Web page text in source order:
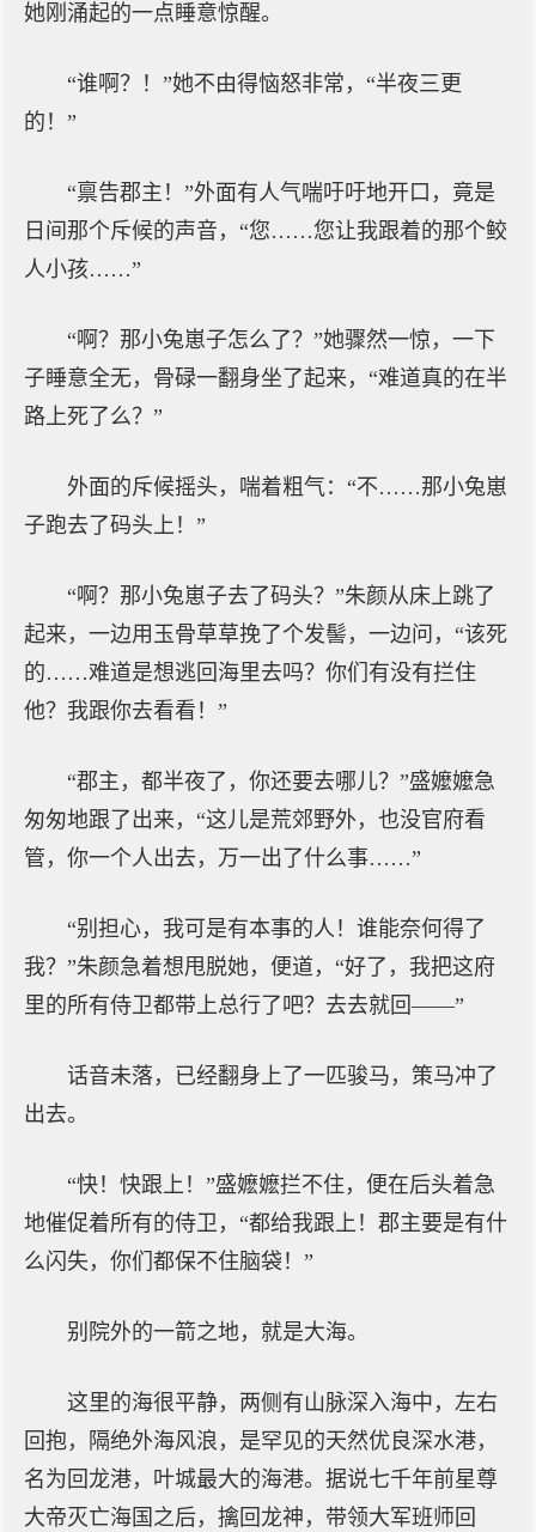
她刚涌起的一点睡意惊醒。
“谁啊？！”她不由得恼怒非常，“半夜三更
的！”
“禀告郡主！”外面有人气喘吁吁地开口，竟是
日间那个斥候的声音，“您……您让我跟着的那个鲛
人小孩……”
“啊？那小兔崽子怎么了？”她骤然一惊，一下
子睡意全无，骨碌一翻身坐了起来，“难道真的在半
路上死了么？”
外面的斥候摇头，喘着粗气：“不……那小兔崽
子跑去了码头上！”
“啊？那小兔崽子去了码头？”朱颜从床上跳了
起来，一边用玉骨草草挽了个发髻，一边问，“该死
的……难道是想逃回海里去吗？你们有没有拦住
他？我跟你去看看！”
“郡主，都半夜了，你还要去哪儿？”盛嬤嬤急
匆匆地跟了出来，“这儿是荒郊野外，也没官府看
管，你一个人出去，万一出了什么事……”
“别担心，我可是有本事的人！谁能奈何得了
我？”朱颜急着想甩脱她，便道，“好了，我把这府
里的所有侍卫都带上总行了吧？去去就回——”
话音未落，已经翻身上了一匹骏马，策马冲了
出去。
“快！快跟上！”盛嬷嬷拦不住，便在后头着急
地催促着所有的侍卫，“都给我跟上！郡主要是有什
么闪失，你们都保不住脑袋！”
别院外的一箭之地，就是大海。
这里的海很平静，两侧有山脉深入海中，左右
回抱，隔绝外海风浪，是罕见的天然优良深水港，
名为回龙港，叶城最大的海港。据说七千年前星尊
大帝灭亡海国之后，擒回龙神，带领大军班师回